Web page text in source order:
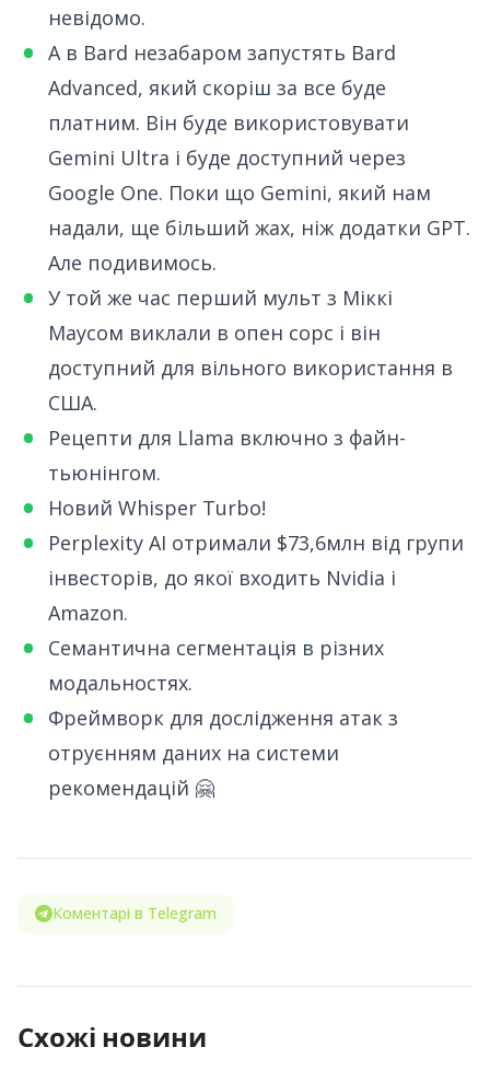
невідомо.
А в Bard незабаром запустять Bard
Advanced, який скоріш за все буде
платним. Він буде використовувати
Gemini Ultra і буде доступний через
Google One. Поки що Gemini, який нам
надали, ще більший жах, ніж додатки GPT.
Але подивимось.
У той же час перший мульт з Міккі
Маусом виклали в опен сорс і він
доступний для вільного використання в
США.
Рецепти для Llama включно з файн-
тьюнінгом.
Новий Whisper Turbo!
Perplexity AI отримали $73,6млн від групи
інвесторів, до якої входить Nvidia і
Amazon.
Семантична сегментація в різних
модальностях.
Фреймворк для дослідження атак з
отруєнням даних на системи
рекомендацій 🤗
Коментарі в Telegram
Схожі новини